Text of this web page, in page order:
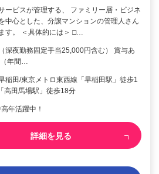
ービスが管理する、 ファミリー層・ビジネ
中心とした、分譲マンションの管理人さん
す。 ＜具体的には＞ □…
深夜勤務固定手当25,000円含む） 賞与あ
年間…
稲田/東京メトロ東西線「早稲田駅」徒歩1
高田馬場駅」徒歩18分
年活躍中！
詳細を見る